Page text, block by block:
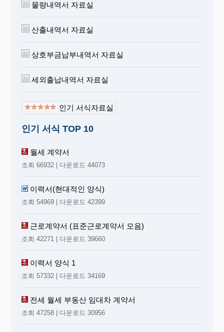
물량내역서 자료실
산출내역서 자료실
상호부금납부내역서 자료실
세외출납내역서 자료실
인기 서식자료실
인기 서식 TOP 10
월세 계약서
조회 66932 | 다운로드 44073
이력서(현대적인 양식)
조회 54969 | 다운로드 42399
근로계약서 (표준근로계약서 모음)
조회 42271 | 다운로드 39660
이력서 양식 1
조회 57332 | 다운로드 34169
전세 월세 부동산 임대차 계약서
조회 47258 | 다운로드 30956